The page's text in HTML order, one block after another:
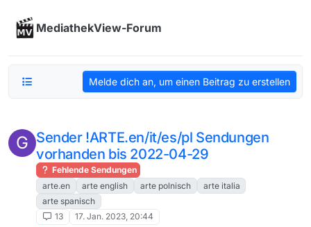
MediathekView-Forum
Melde dich an, um einen Beitrag zu erstellen
G Sender !ARTE.en/it/es/pl Sendungen
vorhanden bis 2022-04-29
Fehlende Sendungen
arte.en
arte english arte polnisch
arte italia
arte spanisch
13
17. Jan. 2023, 20:44